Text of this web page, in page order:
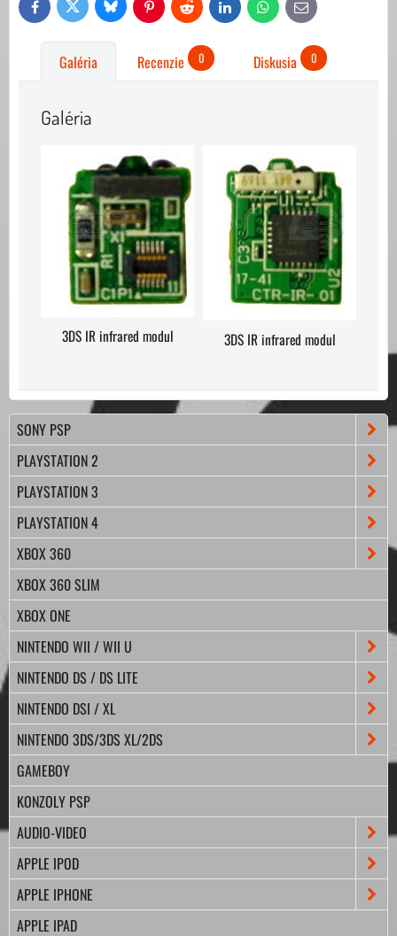
FacebookTwitter Bluesky PinterestReddit LinkedIn WhatsAppE-
mail
Galéria Recenzie 0 Diskusia 0
Galéria
3DS IR infrared modul 3DS IR infrared modul
SONY PSP
PLAYSTATION 2
PLAYSTATION 3
PLAYSTATION 4
XBOX 360
XBOX 360 SLIM
XBOX ONE
NINTENDO WII / WII U
NINTENDO DS / DS LITE
NINTENDO DSI / XL
NINTENDO 3DS/3DS XL/2DS
GAMEBOY
KONZOLY PSP
AUDIO-VIDEO
APPLE IPOD
APPLE IPHONE
APPLE IPAD